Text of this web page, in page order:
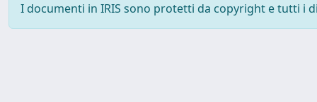
I documenti in IRIS sono protetti da copyright e tutti i